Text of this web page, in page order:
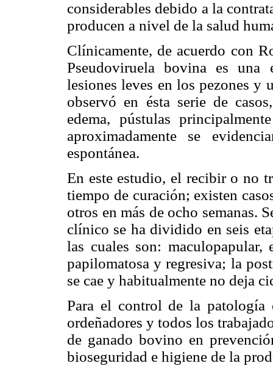
considerables debido a la
producen a nivel de la salud
Clínicamente, de acuerdo con
Pseudoviruela bovina es una
lesiones leves en los pezones y
observó en ésta serie de
edema, pústulas
aproximadamente se
espontánea.
En este estudio, el recibir o no
tiempo de curación; existen
otros en más de ocho semanas.
clínico se ha dividido en seis
las cuales son: maculopapular,
papilomatosa y regresiva; la
se cae y habitualmente no deja
Para el control de la patología
ordeñadores y todos los
de ganado bovino en
bioseguridad e higiene de la